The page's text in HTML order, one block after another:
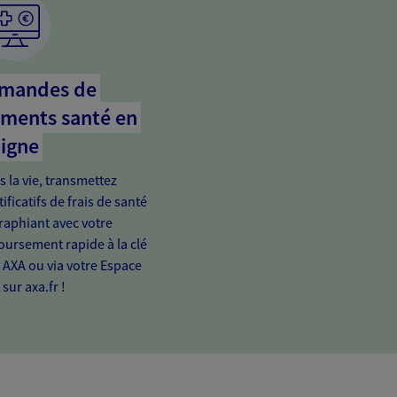
de
santé en
la vie, transmettez
de frais de santé
avec votre
rapide à la clé
ou via votre Espace
axa.fr !